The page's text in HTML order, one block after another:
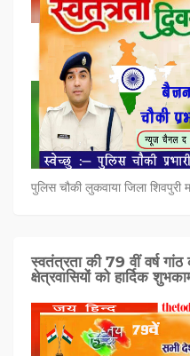
पुलिस चौकी लुकवाया जिला शिवपुरी
स्वतंत्रता की 79 वीं वर्ष
क्षेत्रवासियों को हार्दिक